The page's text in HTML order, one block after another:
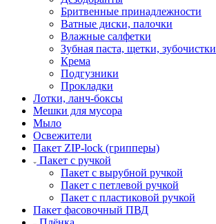
Бритвенные принадлежности
Ватные диски, палочки
Влажные салфетки
Зубная паста, щетки, зубочистки
Крема
Подгузники
Прокладки
Лотки, ланч-боксы
Мешки для мусора
Мыло
Освежители
Пакет ZIP-lock (грипперы)
Пакет с ручкой
Пакет с вырубной ручкой
Пакет с петлевой ручкой
Пакет с пластиковой ручкой
Пакет фасовочный ПВД